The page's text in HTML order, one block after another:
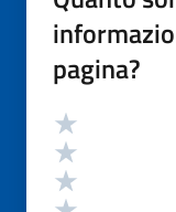
pagina?
Valutazione